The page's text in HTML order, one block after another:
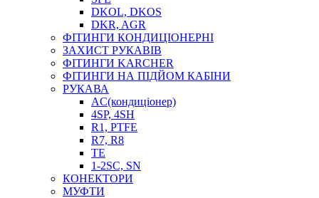
DKOL, DKOS
DKR, AGR
ФІТИНГИ КОНДИЦІОНЕРНІ
ЗАХИСТ РУКАВІВ
ФІТИНГИ KARCHER
ФІТИНГИ НА ПІДЙОМ КАБІНИ
РУКАВА
AC(кондиціонер)
4SP, 4SH
R1, PTFE
R7, R8
TE
1-2SC, SN
КОНЕКТОРИ
МУФТИ